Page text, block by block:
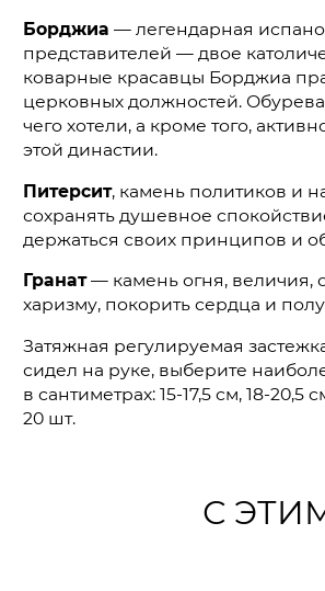
Борджиа — легендарная
представителей — двое
коварные красавцы Борджиа
церковных должностей.
чего хотели, а кроме того,
этой династии.
Питерсит, камень политиков и
сохранять душевное
держаться своих принципов и
Гранат— камень огня, величия,
харизму, покорить сердца и
Затяжная регулируемая
сидел на руке, выберите
в сантиметрах: 15-17,5 см, 18-
20 шт.
С